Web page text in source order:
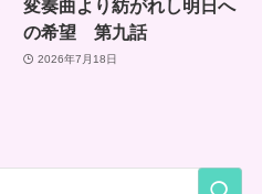
変奏曲より紡がれし明日へ
の希望 第九話
2026年7月18日